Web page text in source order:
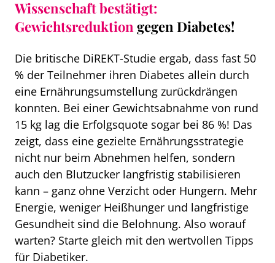
Wissenschaft bestätigt:
Gewichtsreduktiongegen Diabetes!
Die britische DiREKT-Studie ergab, dass fast 50
% der Teilnehmer ihren Diabetes allein durch
eine Ernährungsumstellung zurückdrängen
konnten. Bei einer Gewichtsabnahme von rund
15 kg lag die Erfolgsquote sogar bei 86 %! Das
zeigt, dass eine gezielte Ernährungsstrategie
nicht nur beim Abnehmen helfen, sondern
auch den Blutzucker langfristig stabilisieren
kann – ganz ohne Verzicht oder Hungern. Mehr
Energie, weniger Heißhunger und langfristige
Gesundheit sind die Belohnung. Also worauf
warten? Starte gleich mit den wertvollen Tipps
für Diabetiker.